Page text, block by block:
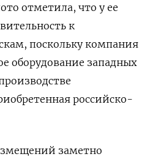
отметила, что у ее
к
поскольку компания
оборудование западных
российско-
заметно